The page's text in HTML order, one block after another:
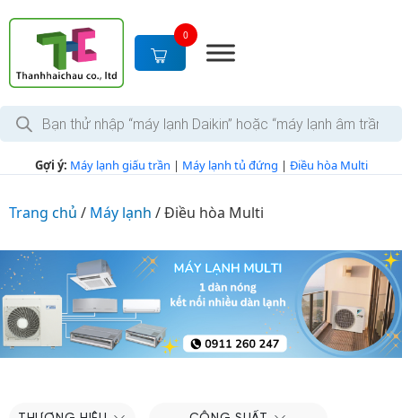
c
n
0
T
m
i
p
h
ẩ
m
Gợi ý: Máy lạnh giấu trần | Máy lạnh tủ đứng | Điều hòa Multi
Trang chủ / Máy lạnh /Điều hòa Multi